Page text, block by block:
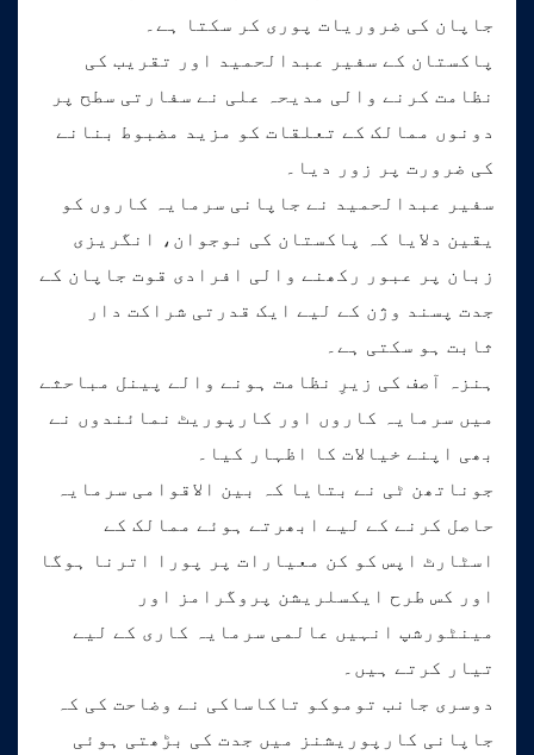
جاپان کی ضروریات پوری کر سکتا ہے۔
پاکستان کے سفیر عبدالحمید اور تقریب کی
نظامت کرنے والی مدیحہ علی نے سفارتی سطح پر
دونوں ممالک کے تعلقات کو مزید مضبوط بنانے
کی ضرورت پر زور دیا۔
سفیر عبدالحمید نے جاپانی سرمایہ کاروں کو
یقین دلایا کہ پاکستان کی نوجوان، انگریزی
زبان پر عبور رکھنے والی افرادی قوت جاپان کے
جدت پسند وژن کے لیے ایک قدرتی شراکت دار
ثابت ہو سکتی ہے۔
ہنزہ آصف کی زیرِ نظامت ہونے والے پینل مباحثے
میں سرمایہ کاروں اور کارپوریٹ نمائندوں نے
بھی اپنے خیالات کا اظہار کیا۔
جوناتھن ٹی نے بتایا کہ بین الاقوامی سرمایہ
حاصل کرنے کے لیے ابھرتے ہوئے ممالک کے
اسٹارٹ اپس کو کن معیارات پر پورا اترنا ہوگا
اور کس طرح ایکسلریشن پروگرامز اور
مینٹورشپ انہیں عالمی سرمایہ کاری کے لیے
تیار کرتے ہیں۔
دوسری جانب توموکو تاکاساکی نے وضاحت کی کہ
جاپانی کارپوریشنز میں جدت کی بڑھتی ہوئی